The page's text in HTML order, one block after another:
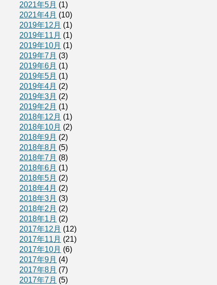
2021年5月 (1)
2021年4月 (10)
2019年12月 (1)
2019年11月 (1)
2019年10月 (1)
2019年7月 (3)
2019年6月 (1)
2019年5月 (1)
2019年4月 (2)
2019年3月 (2)
2019年2月 (1)
2018年12月 (1)
2018年10月 (2)
2018年9月 (2)
2018年8月 (5)
2018年7月 (8)
2018年6月 (1)
2018年5月 (2)
2018年4月 (2)
2018年3月 (3)
2018年2月 (2)
2018年1月 (2)
2017年12月 (12)
2017年11月 (21)
2017年10月 (6)
2017年9月 (4)
2017年8月 (7)
2017年7月 (5)